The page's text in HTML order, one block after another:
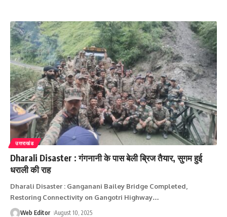
उत्तराखंड
Dharali Disaster : गंगनानी के पास बेली ब्रिज तैयार, सुगम हुई
धराली की राह
Dharali Disaster : Ganganani Bailey Bridge Completed,
Restoring Connectivity on Gangotri Highway…
Web Editor August 10, 2025